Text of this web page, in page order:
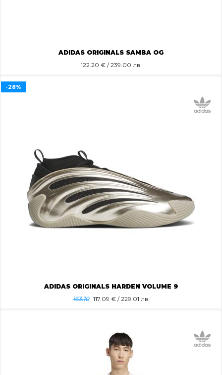
ADIDAS ORIGINALS SAMBA OG
122.20 € / 239.00 лв.
ADIDAS ORIGINALS HARDEN VOLUME 9
163.10 117.09 € / 229.01 лв.
-28%